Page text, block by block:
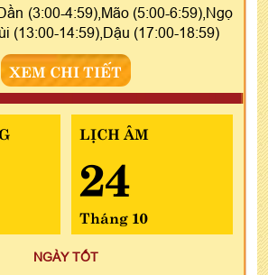
(3:00-4:59),Mão (5:00-6:59),Ngọ
(13:00-14:59),Dậu (17:00-18:59)
XEM CHI TIẾT
LỊCH ÂM
24
Tháng 10
NGÀY TỐT